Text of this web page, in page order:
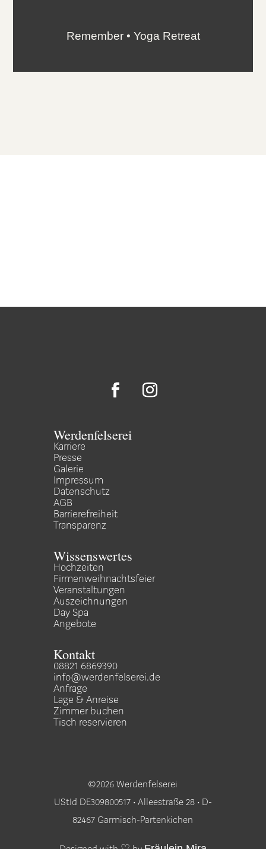
Remember • Yoga Retreat
Transparenz
Barrierefreiheit
AGB
Datenschutz
Impressum
Galerie
Presse
Karriere
Werdenfelserei
Angebote
Day Spa
Auszeichnungen
Veranstaltungen
Firmenweihnachtsfeier
Hochzeiten
Wissenswertes
Tisch reservieren
Zimmer buchen
Lage & Anreise
Anfrage
info@werdenfelserei.de
08821 6869390
Kontakt
©2026 Werdenfelserei
UStId DE309800517 • Alleestraße 28 • D-
82467 Garmisch-Partenkichen